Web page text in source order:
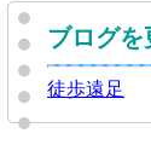
ブログを
徒歩遠足